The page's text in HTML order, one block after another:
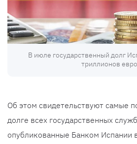
В июле государственный долг
триллионов
Об этом свидетельствуют самые
долге всех государственных
опубликованные Банком Испании